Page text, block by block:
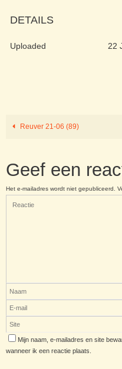
DETAILS
Uploaded 22
Reuver 21-06 (89)
Geef een
Het e-mailadres wordt niet gepubliceerd.
Mijn naam, e-mailadres en site
wanneer ik een reactie plaats.